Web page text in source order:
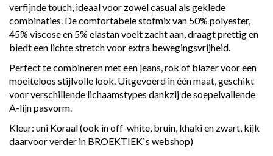
verfijnde touch, ideaal voor zowel casual als geklede
combinaties. De comfortabele stofmix van 50% polyester,
45% viscose en 5% elastan voelt zacht aan, draagt prettig en
biedt een lichte stretch voor extra bewegingsvrijheid.
Perfect te combineren met een jeans, rok of blazer voor een
moeiteloos stijlvolle look. Uitgevoerd in één maat, geschikt
voor verschillende lichaamstypes dankzij de soepelvallende
A-lijn pasvorm.
Kleur: uni Koraal (ook in off-white, bruin, khaki en zwart, kijk
daarvoor verder in BROEKTIEK`s webshop)